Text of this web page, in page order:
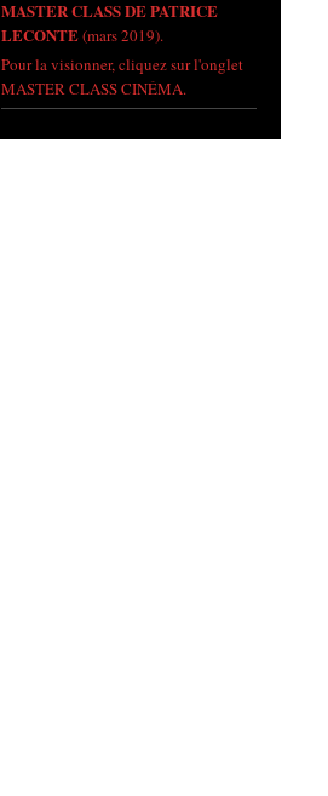
MASTER CLASS DE PATRICE
LECONTE(mars 2019).
Pour la visionner, cliquez sur l'onglet
MASTER CLASS CINÉMA.